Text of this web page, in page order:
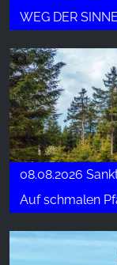
WEG DER
08.08.2026
Auf schmalen Pfaden zum
Plattformen
diesen
YouTube